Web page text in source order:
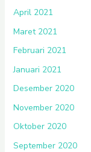
April 2021
Maret 2021
Februari 2021
Januari 2021
Desember 2020
November 2020
Oktober 2020
September 2020